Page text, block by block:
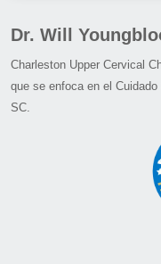
Dr. Will
Charleston Upper Cervical
que se enfoca en el
SC.